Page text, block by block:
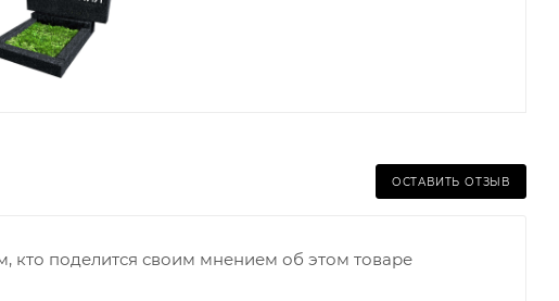
ОСТАВИТЬ ОТЗЫВ
кто поделится своим мнением об этом товаре